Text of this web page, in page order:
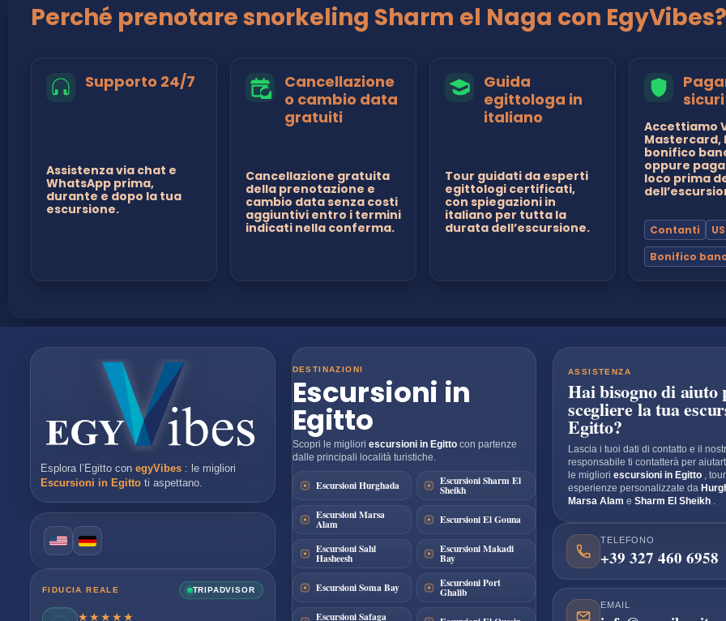
Perché prenotare snorkeling Sharm el Naga con EgyVibes?
Supporto 24/7
Assistenza via chat e
WhatsApp prima,
durante e dopo la tua
escursione.
Cancellazione
o cambio data
gratuiti
Cancellazione gratuita
della prenotazione e
cambio data senza costi
aggiuntivi entro i termini
indicati nella conferma.
Guida
egittologa in
italiano
Tour guidati da esperti
egittologi certificati,
con spiegazioni in
italiano per tutta la
durata dell’escursione.
sicuri
Accettiamo
Mastercard,
bonifico
oppure
loco prima
Contanti
Bonifico
Esplora l’Egitto con egyVibes : le migliori
Escursioni in Egitto ti aspettano.
FIDUCIA REALE TRIPADVISOR
★★★★★
DESTINAZIONI
Escursioni in
Egitto
Scopri le migliori escursioni in Egitto con partenze
dalle principali località turistiche.
Escursioni Hurghada Escursioni Sharm El
Sheikh
Escursioni Marsa
Alam Escursioni El Gouna
Escursioni Sahl
Hasheesh
Escursioni Makadi
Bay
Escursioni Soma Bay Escursioni Port
Ghalib
Escursioni Safaga
ASSISTENZA
Hai bisogno di aiuto
scegliere la tua
Egitto?
Lascia i tuoi dati di contatto e il
responsabile ti contatterà per
le migliori escursioni in Egitto
,
esperienze personalizzate da
Marsa Alam e Sharm El Sheikh
TELEFONO
+39 327 460 6958
EMAIL